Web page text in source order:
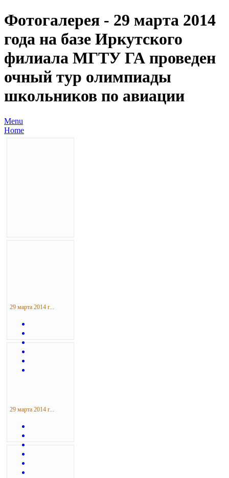
Фотогалерея - 29 марта 2014
года на базе Иркутского
филиала МГТУ ГА проведен
очный тур олимпиады
школьников по авиации
Menu
Home
29 марта 2014 г...
29 марта 2014 г...